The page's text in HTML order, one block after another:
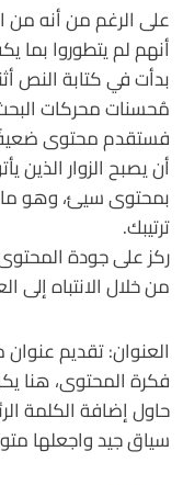
على الرغم من أنه من
أنهم لم يتطوروا بما
بدأت في كتابة النص
مُحسنات محركات البحث
فستقدم محتوى ضعيفًا
أن يصبح الزوار الذين
بمحتوى سيئ، وهو
ترتيبك.
ركز على جودة
من خلال الانتباه إلى
العنوان: تقديم
فكرة المحتوى، هنا
حاول إضافة الكلمة
سياق جيد واجعلها